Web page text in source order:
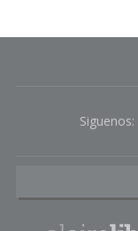
Siguenos: